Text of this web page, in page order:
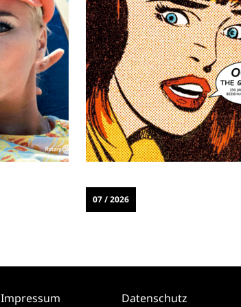
07 / 2026
Impressum Datenschutz